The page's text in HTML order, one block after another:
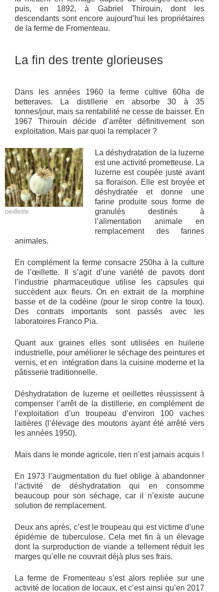
puis, en 1892, à Gabriel Thirouin, dont les
descendants sont encore aujourd’hui les propriétaires
de la ferme de Fromenteau.
La fin des trente glorieuses
Dans les années 1960 la ferme cultive 60ha de
betteraves. La distillerie en absorbe 30 à 35
tonnes/jour, mais sa rentabilité ne cesse de baisser. En
1967 Thirouin décide d’arrêter définitivement son
exploitation. Mais par quoi la remplacer ?
oeillette
La déshydratation de la luzerne
est une activité prometteuse. La
luzerne est coupée juste avant
sa floraison. Elle est broyée et
déshydratée et donne une
farine produite sous forme de
granulés destinés à
l’alimentation animale en
remplacement des farines
animales.
En complément la ferme consacre 250ha à la culture
de l’œillette. Il s’agit d’une variété de pavots dont
l’industrie pharmaceutique utilise les capsules qui
succèdent aux fleurs. On en extrait de la morphine
basse et de la codéine (pour le sirop contre la toux).
Des contrats importants sont passés avec les
laboratoires Franco Pia.
Quant aux graines elles sont utilisées en huilerie
industrielle, pour améliorer le séchage des peintures et
vernis, et en intégration dans la cuisine moderne et la
pâtisserie traditionnelle.
Déshydratation de luzerne et oeillettes réussissent à
compenser l’arrêt de la distillerie, en complément de
l’exploitation d’un troupeau d’environ 100 vaches
laitières (l’élevage des moutons ayant été arrêté vers
les années 1950).
Mais dans le monde agricole, rien n’est jamais acquis !
En 1973 l’augmentation du fuel oblige à abandonner
l’activité de déshydratation qui en consomme
beaucoup pour son séchage, car il n’existe aucune
solution de remplacement.
Deux ans après, c’est le troupeau qui est victime d’une
épidémie de tuberculose. Cela met fin à un élevage
dont la surproduction de viande a tellement réduit les
marges qu’elle ne couvrait déjà plus ses frais.
La ferme de Fromenteau s’est alors repliée sur une
activité de location de locaux, et c’est ainsi qu’en 2017